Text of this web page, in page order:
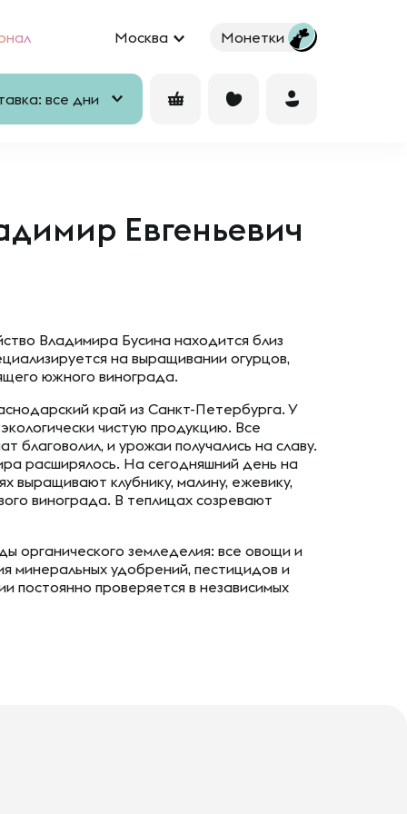
Москва Монетки
все дни
Евгеньевич
Владимира Бусина находится близ
на выращивании огурцов,
южного винограда.
край из Санкт-Петербурга. У
чистую продукцию. Все
благоволил, и урожаи получались на славу.
расширялось. На сегодняшний день на
выращивают клубнику, малину, ежевику,
винограда. В теплицах созревают
органического земледелия: все овощи и
минеральных удобрений, пестицидов и
постоянно проверяется в независимых